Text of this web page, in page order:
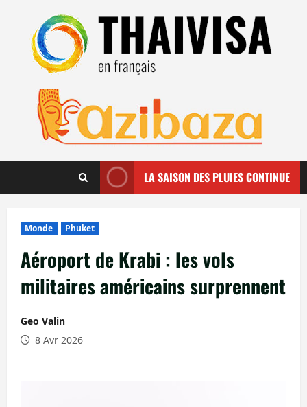
contenu
LA SAISON DES PLUIES CONTINUE
Monde Phuket
Aéroport de Krabi : les vols
militaires américains surprennent
Geo Valin
8 Avr 2026